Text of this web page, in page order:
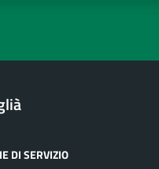
DI SERVIZIO